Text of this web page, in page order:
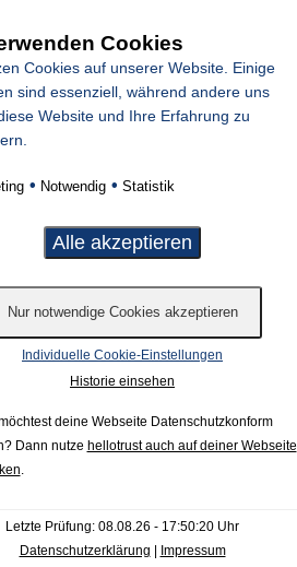
Cookies
Cookies auf unserer Website. Einige
sind essenziell, während andere uns
Website und Ihre Erfahrung zu
• Notwendig • Statistik
Individuelle Cookie-Einstellungen
Historie einsehen
deine Webseite Datenschutzkonform
Dann nutze hellotrust auch auf deiner Webseite
Letzte Prüfung: 08.08.26 - 17:50:20 Uhr
Datenschutzerklärung | Impressum